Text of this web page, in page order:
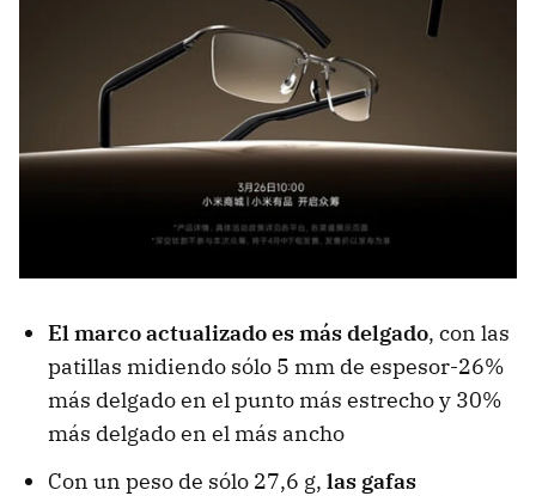
El marco actualizado es más delgado, con las
patillas midiendo sólo 5 mm de espesor-26%
más delgado en el punto más estrecho y 30%
más delgado en el más ancho
Con un peso de sólo 27,6 g, las gafas